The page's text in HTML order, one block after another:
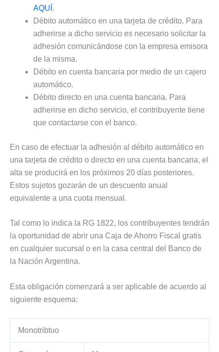
AQUÍ .
Débito automático en una tarjeta de crédito. Para
adherirse a dicho servicio es necesario solicitar la
adhesión comunicándose con la empresa emisora
de la misma.
Débito en cuenta bancaria por medio de un cajero
automático.
Débito directo en una cuenta bancaria. Para
adherirse en dicho servicio, el contribuyente tiene
que contactarse con el banco.
En caso de efectuar la adhesión al débito automático en
una tarjeta de crédito o directo en una cuenta bancaria, el
alta se producirá en los próximos 20 días posteriores.
Estos sujetos gozarán de un descuento anual
equivalente a una cuota mensual.
Tal como lo indica la RG 1822, los contribuyentes tendrán
la oportunidad de abrir una Caja de Ahorro Fiscal gratis
en cualquier sucursal o en la casa central del Banco de
la Nación Argentina.
Esta obligación comenzará a ser aplicable de acuerdo al
siguiente esquema:
Monotribtuo